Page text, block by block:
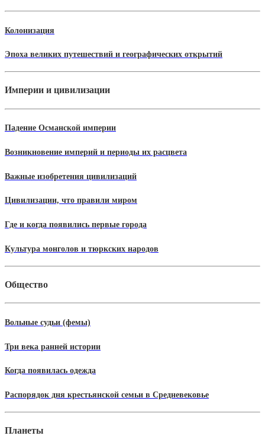
Колонизация
Эпоха великих путешествий и географических открытий
Империи и цивилизации
Падение Османской империи
Возникновение империй и периоды их расцвета
Важные изобретения цивилизаций
Цивилизации, что правили миром
Где и когда появились первые города
Культура монголов и тюркских народов
Общество
Вольные судьи (фемы)
Три века ранней истории
Когда появилась одежда
Распорядок дня крестьянской семьи в Средневековье
Планеты